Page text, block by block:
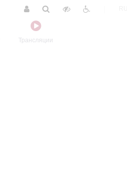
Трансляции